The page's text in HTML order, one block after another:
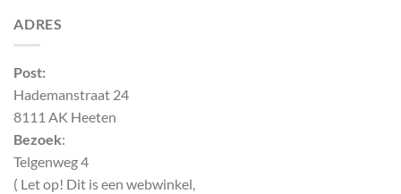
ADRES
Post:
Hademanstraat 24
8111 AK Heeten
Bezoek:
Telgenweg 4
( Let op! Dit is een webwinkel,